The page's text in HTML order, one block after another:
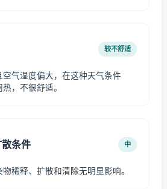
较不舒适
空气湿度偏大，在这种天气条件
，不很舒适。
条件 中
稀释、扩散和清除无明显影响。